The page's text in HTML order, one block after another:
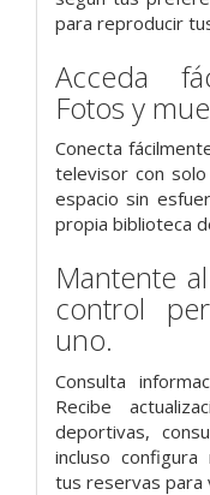
para reproducir
Acceda
Fotos y
Conecta
televisor con
espacio sin
propia biblioteca
Mantente
control
uno.
Consulta
Recibe
deportivas,
incluso
tus reservas para